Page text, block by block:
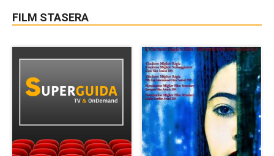
FILM STASERA